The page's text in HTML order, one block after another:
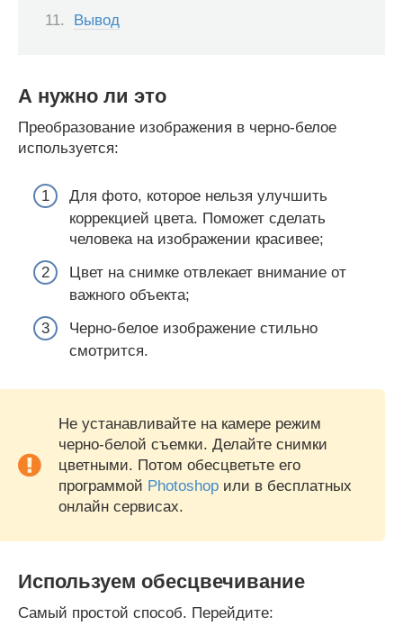
Вывод
А нужно ли это
Преобразование изображения в черно-белое
используется:
Для фото, которое нельзя улучшить
коррекцией цвета. Поможет сделать
человека на изображении красивее;
Цвет на снимке отвлекает внимание от
важного объекта;
Черно-белое изображение стильно
смотрится.
Не устанавливайте на камере режим
черно-белой съемки. Делайте снимки
цветными. Потом обесцветьте его
программой Photoshop или в бесплатных
онлайн сервисах.
Используем обесцвечивание
Самый простой способ. Перейдите: